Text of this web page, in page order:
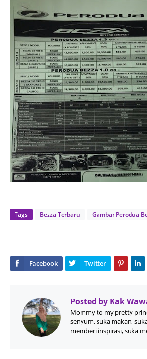
Tags Bezza Terbaru Gambar Perodua
Posted by Kak
Mommy to my pretty
senyum, suka makan,
memberi inspirasi, suka